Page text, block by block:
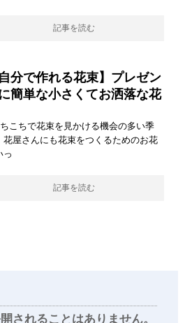
記事を読む
自分で作れる花束】プレゼン
簡単な小さくてお洒落な花
こちで花束を見かける機会の多い季
花屋さんにも花束をつくるためのお花
っ
記事を読む
されることはありません。